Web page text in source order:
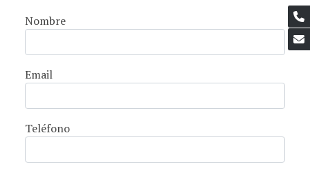
Nombre
Email
Teléfono